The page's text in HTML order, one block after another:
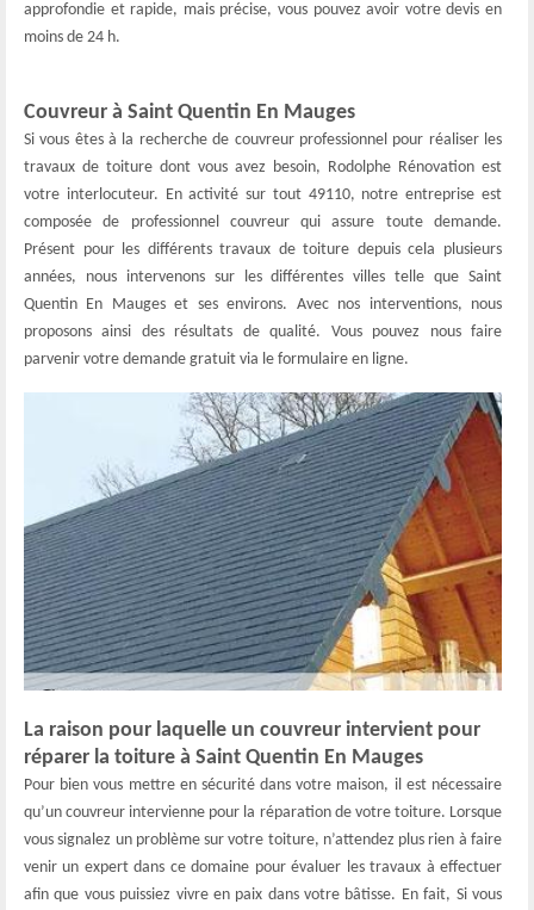
approfondie et rapide, mais précise, vous pouvez avoir votre devis en
moins de 24 h.
Couvreur à Saint Quentin En Mauges
Si vous êtes à la recherche de couvreur professionnel pour réaliser les
travaux de toiture dont vous avez besoin, Rodolphe Rénovation est
votre interlocuteur. En activité sur tout 49110, notre entreprise est
composée de professionnel couvreur qui assure toute demande.
Présent pour les différents travaux de toiture depuis cela plusieurs
années, nous intervenons sur les différentes villes telle que Saint
Quentin En Mauges et ses environs. Avec nos interventions, nous
proposons ainsi des résultats de qualité. Vous pouvez nous faire
parvenir votre demande gratuit via le formulaire en ligne.
La raison pour laquelle un couvreur intervient pour
réparer la toiture à Saint Quentin En Mauges
Pour bien vous mettre en sécurité dans votre maison, il est nécessaire
qu’un couvreur intervienne pour la réparation de votre toiture. Lorsque
vous signalez un problème sur votre toiture, n’attendez plus rien à faire
venir un expert dans ce domaine pour évaluer les travaux à effectuer
afin que vous puissiez vivre en paix dans votre bâtisse. En fait, Si vous